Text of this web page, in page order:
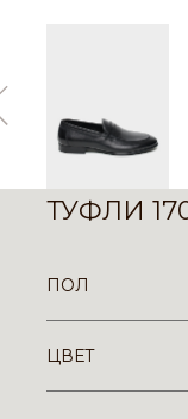
ТУФЛИ
ПОЛ
ЦВЕТ